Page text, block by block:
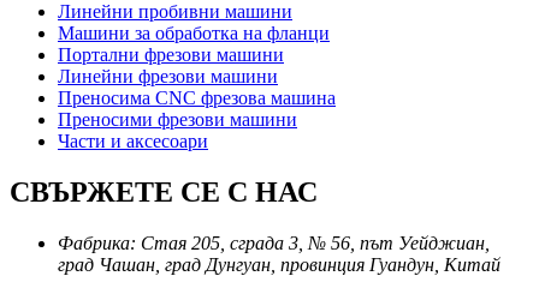
Линейни пробивни машини
Машини за обработка на фланци
Портални фрезови машини
Линейни фрезови машини
Преносима CNC фрезова машина
Преносими фрезови машини
Части и аксесоари
СВЪРЖЕТЕ СЕ С НАС
Фабрика: Стая 205, сграда 3, № 56, път Уейджиан,
град Чашан, град Дунгуан, провинция Гуандун, Китай